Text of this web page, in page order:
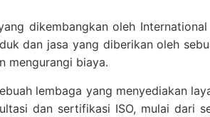
dikembangkan oleh
dan jasa yang diberikan oleh
mengurangi biaya.
lembaga yang menyediakan
dan sertifikasi ISO, mulai dari